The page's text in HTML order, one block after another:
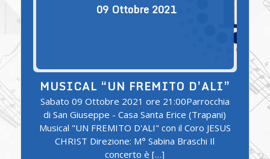
09 Ottobre 2021
MUSICAL “UN FREMITO D’ALI”
Sabato 09 Ottobre 2021 ore 21:00Parrocchia
di San Giuseppe - Casa Santa Erice (Trapani)
Musical "UN FREMITO D'ALI" con il Coro JESUS
CHRIST Direzione: M° Sabina Braschi Il
concerto è […]